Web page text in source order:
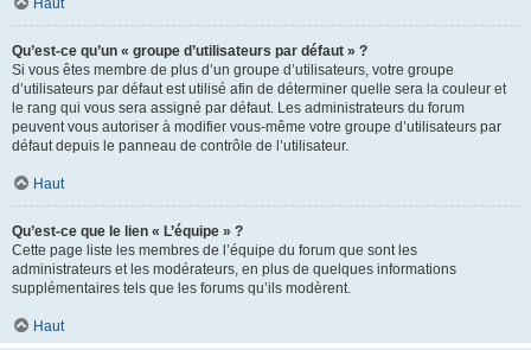
Haut
Qu’est-ce qu’un « groupe d’utilisateurs par défaut » ?
Si vous êtes membre de plus d’un groupe d’utilisateurs, votre groupe
d’utilisateurs par défaut est utilisé afin de déterminer quelle sera la couleur et
le rang qui vous sera assigné par défaut. Les administrateurs du forum
peuvent vous autoriser à modifier vous-même votre groupe d’utilisateurs par
défaut depuis le panneau de contrôle de l’utilisateur.
Haut
Qu’est-ce que le lien « L’équipe » ?
Cette page liste les membres de l’équipe du forum que sont les
administrateurs et les modérateurs, en plus de quelques informations
supplémentaires tels que les forums qu’ils modèrent.
Haut